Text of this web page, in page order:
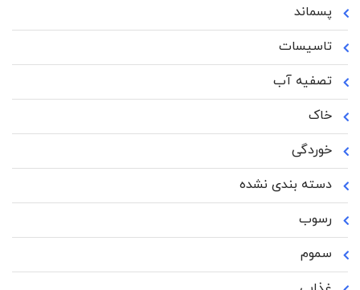
پسماند
تاسیسات
تصفیه آب
خاک
خوردگی
دسته بندی نشده
رسوب
سموم